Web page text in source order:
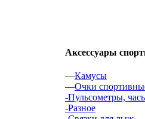
Аксессуары
—Камусы
—Очки
-Пульсометры,
-Разное